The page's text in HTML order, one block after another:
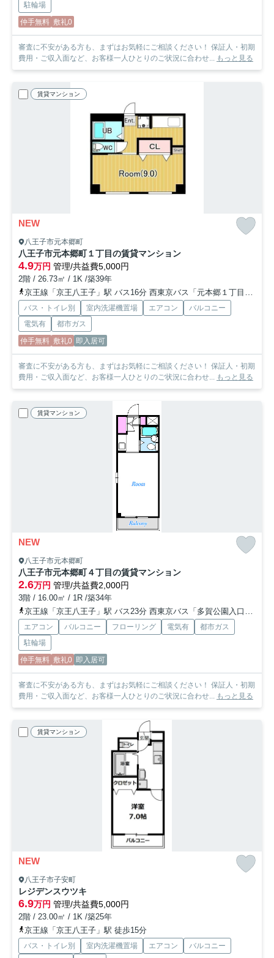
駐輪場
仲手無料 敷礼0
審査に不安がある方も、まずはお気軽にご相談ください！ 保証人・初期
費用・ご収入面など、お客様一人ひとりのご状況に合わせ... もっと見る
賃貸マンション
NEW
八王子市元本郷町
八王子市元本郷町１丁目の賃貸マンション
4.9万円 管理/共益費5,000円
2階 / 26.73㎡ / 1K /築39年
京王線「京王八王子」駅 バス16分 西東京バス「元本郷１丁目」 停歩3分
バス・トイレ別 室内洗濯機置場 エアコン
バルコニー
電気有
都市ガス
仲手無料 敷礼0 即入居可
審査に不安がある方も、まずはお気軽にご相談ください！ 保証人・初期
費用・ご収入面など、お客様一人ひとりのご状況に合わせ... もっと見る
賃貸マンション
NEW
八王子市元本郷町
八王子市元本郷町４丁目の賃貸マンション
2.6万円 管理/共益費2,000円
3階 / 16.00㎡ / 1R /築34年
京王線「京王八王子」駅 バス23分 西東京バス「多賀公園入口」 停歩2分
エアコン バルコニー フローリング 電気有
都市ガス
駐輪場
仲手無料 敷礼0 即入居可
審査に不安がある方も、まずはお気軽にご相談ください！ 保証人・初期
費用・ご収入面など、お客様一人ひとりのご状況に合わせ... もっと見る
賃貸マンション
NEW
八王子市子安町
レジデンスウツキ
6.9万円 管理/共益費5,000円
2階 / 23.00㎡ / 1K /築25年
京王線「京王八王子」駅 徒歩15分
バス・トイレ別 室内洗濯機置場 エアコン
バルコニー